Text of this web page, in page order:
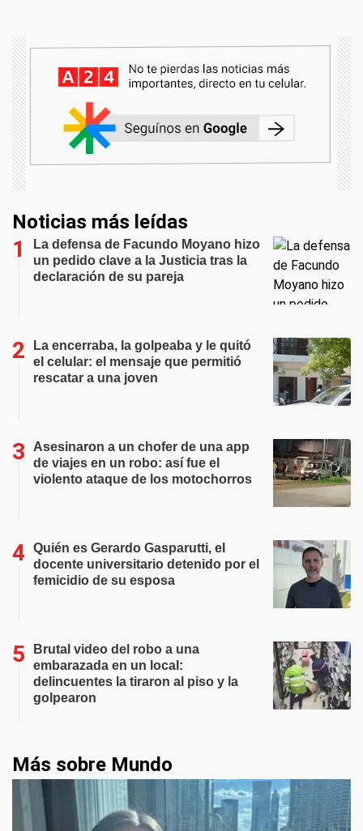
Noticias más leídas
La defensa de Facundo Moyano hizo
un pedido clave a la Justicia tras la
declaración de su pareja
La encerraba, la golpeaba y le quitó
el celular: el mensaje que permitió
rescatar a una joven
Asesinaron a un chofer de una app
de viajes en un robo: así fue el
violento ataque de los motochorros
Quién es Gerardo Gasparutti, el
docente universitario detenido por el
femicidio de su esposa
Brutal video del robo a una
embarazada en un local:
delincuentes la tiraron al piso y la
golpearon
Más sobre Mundo